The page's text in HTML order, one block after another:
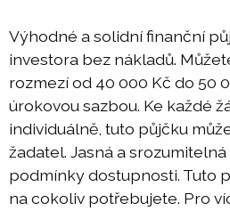
Výhodné a solidní finanční
investora bez nákladů.
rozmezí od 40 000 Kč do 50
úrokovou sazbou. Ke každé
individuálně, tuto půjčku
žadatel. Jasná a
podmínky dostupnosti. Tuto
na cokoliv potřebujete. Pro